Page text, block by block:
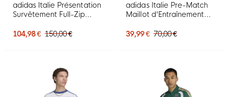
adidas Italie Présentation
Survêtement Full-Zip
Doré
104,98 € 150,00 €
adidas Italie Pre-Match
Maillot d'Entraînement
39,99 € 70,00 €